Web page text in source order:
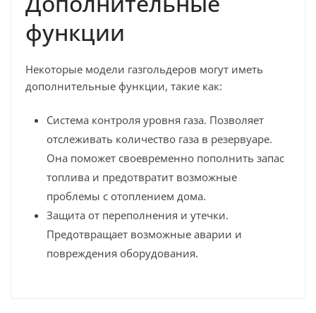
функции
Некоторые модели газгольдеров могут иметь
дополнительные функции, такие как:
Система контроля уровня газа. Позволяет
отслеживать количество газа в резервуаре.
Она поможет своевременно пополнить запас
топлива и предотвратит возможные
проблемы с отоплением дома.
Защита от переполнения и утечки.
Предотвращает возможные аварии и
повреждения оборудования.